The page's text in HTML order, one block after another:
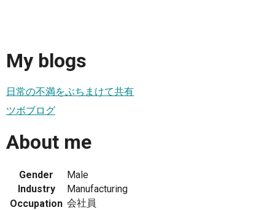
My blogs
日常の不満をぶちまけて共有
ツボブログ
About me
Gender
Male
Industry
Manufacturing
Occupation 会社員